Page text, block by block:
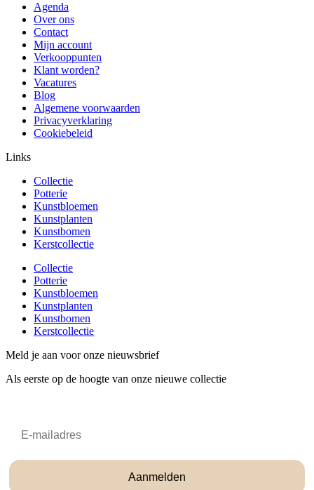
Agenda
Over ons
Contact
Mijn account
Verkooppunten
Klant worden?
Vacatures
Blog
Algemene voorwaarden
Privacyverklaring
Cookiebeleid
Links
Collectie
Potterie
Kunstbloemen
Kunstplanten
Kunstbomen
Kerstcollectie
Collectie
Potterie
Kunstbloemen
Kunstplanten
Kunstbomen
Kerstcollectie
Meld je aan voor onze nieuwsbrief
Als eerste op de hoogte van onze nieuwe collectie
Aanmelden